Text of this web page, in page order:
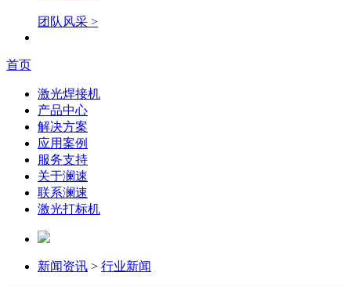
团队风采 >
首页
激光焊接机
产品中心
解决方案
应用案例
服务支持
关于澜速
联系澜速
激光打标机
新闻资讯 > 行业新闻